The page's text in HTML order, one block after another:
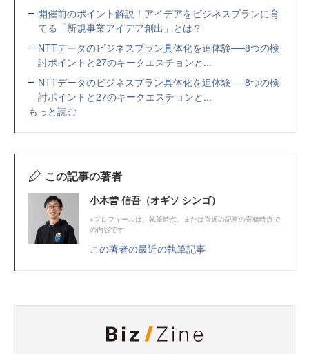
開催前のポイント解説！アイデアをビジネスプランに育
てる「新規事業アイデア創出」とは？
NTTデータのビジネスプラン具体化を追体験──8つの検
討ポイントと27のキークエスチョンと...
NTTデータのビジネスプラン具体化を追体験──8つの検
討ポイントと27のキークエスチョンと...
もっと読む
この記事の著者
小木曽 信吾（オギソ シンゴ）
※プロフィールは、執筆時点、または直近の記事の寄稿時点で
の内容です
この著者の最近の執筆記事